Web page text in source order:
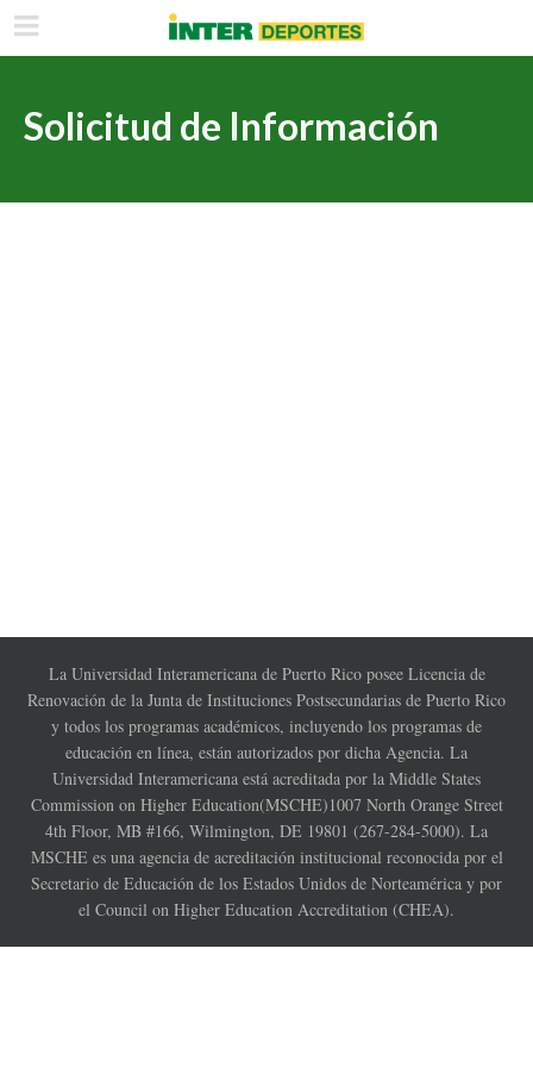
Solicitud de Información
La Universidad Interamericana de Puerto Rico posee Licencia de
Renovación de la Junta de Instituciones Postsecundarias de Puerto Rico
y todos los programas académicos, incluyendo los programas de
educación en línea, están autorizados por dicha Agencia. La
Universidad Interamericana está acreditada por la Middle States
Commission on Higher Education(MSCHE)1007 North Orange Street
4th Floor, MB #166, Wilmington, DE 19801 (267-284-5000). La
MSCHE es una agencia de acreditación institucional reconocida por el
Secretario de Educación de los Estados Unidos de Norteamérica y por
el Council on Higher Education Accreditation (CHEA).